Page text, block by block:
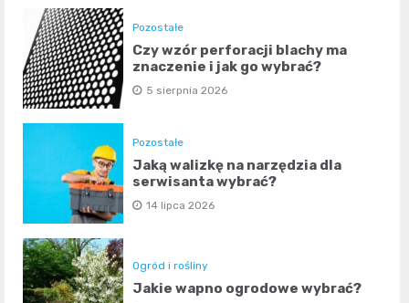
Pozostałe
Czy wzór perforacji blachy ma
znaczenie i jak go wybrać?
5 sierpnia 2026
Pozostałe
Jaką walizkę na narzędzia dla
serwisanta wybrać?
14 lipca 2026
Ogród i rośliny
Jakie wapno ogrodowe wybrać?